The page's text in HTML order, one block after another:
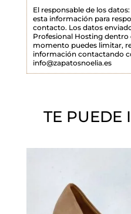
p
o
v
a
c
El responsable de los
esta información para
contacto. Los datos
Profesional Hosting dentro
momento puedes limitar,
información contactando
info@zapatosnoelia.es
TE PUEDE